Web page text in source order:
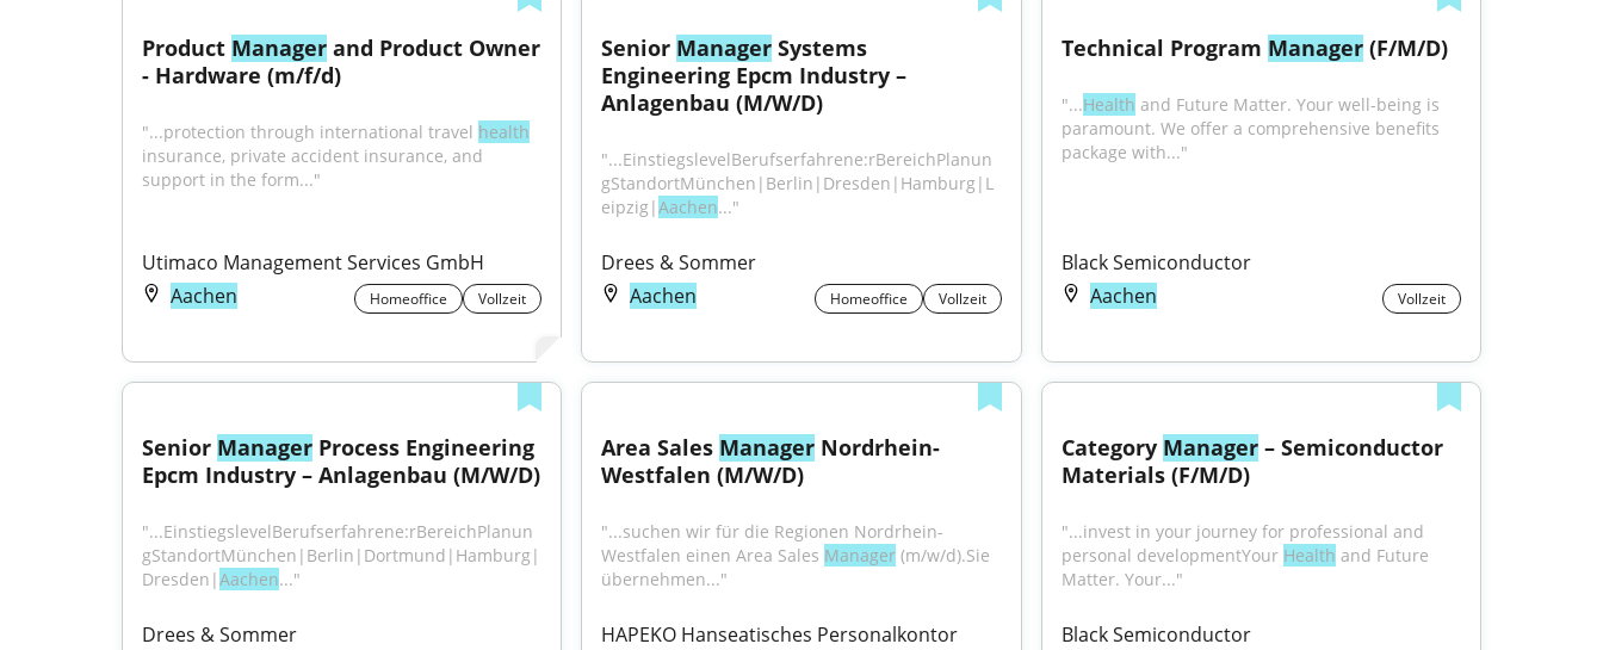
Product Manager and Product Owner
- Hardware (m/f/d)
"...protection through international travel health
insurance, private accident insurance, and
support in the form..."
Utimaco Management Services GmbH
Aachen
Homeoffice Vollzeit
Senior Manager Systems
Engineering Epcm Industry –
Anlagenbau (M/W/D)
"...EinstiegslevelBerufserfahrene:rBereichPlanun
gStandortMünchen|Berlin|Dresden|Hamburg|L
eipzig|Aachen..."
Drees & Sommer
Aachen
Homeoffice Vollzeit
Technical Program Manager (F/M/D)
"...Health and Future Matter. Your well-being is
paramount. We offer a comprehensive benefits
package with..."
Black Semiconductor
Aachen
Vollzeit
Senior Manager Process Engineering
Epcm Industry – Anlagenbau (M/W/D)
"...EinstiegslevelBerufserfahrene:rBereichPlanun
gStandortMünchen|Berlin|Dortmund|Hamburg|
Dresden|Aachen..."
Drees & Sommer
Area Sales Manager Nordrhein-
Westfalen (M/W/D)
"...suchen wir für die Regionen Nordrhein-
Westfalen einen Area Sales Manager (m/w/d).Sie
übernehmen..."
HAPEKO Hanseatisches Personalkontor
Category Manager – Semiconductor
Materials (F/M/D)
"...invest in your journey for professional and
personal developmentYour Health and Future
Matter. Your..."
Black Semiconductor